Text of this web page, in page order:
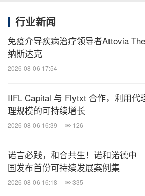
行业新闻
免疫介导疾病治疗领导者Attovia
纳斯达克
2026-08-06 17:54
IIFL Capital 与 Flytxt 合作，利用代
理规模的可持续增长
2026-08-06 16:39 126
诺言必践，和合共生！诺和诺德中
国发布首份可持续发展案例集
2026-08-06 16:18 335